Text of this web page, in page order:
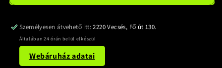
Személyesen átvehető itt:2220 Vecsés, Fő út 130.
Általában 24 órán belül elkészül
Webáruház adatai